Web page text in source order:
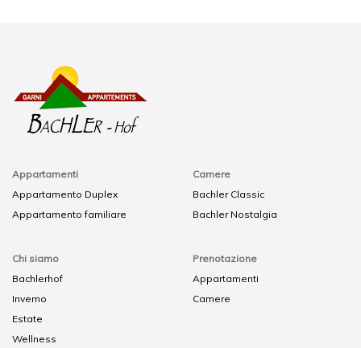
Appartamenti
Appartamento Duplex
Appartamento familiare
Camere
Bachler Classic
Bachler Nostalgia
Chi siamo
Bachlerhof
Inverno
Estate
Wellness
Prenotazione
Appartamenti
Camere